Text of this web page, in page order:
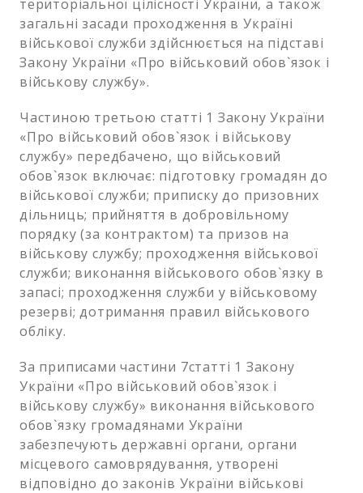
територіальної цілісності України, а також
загальні засади проходження в Україні
військової служби здійснюється на підставі
Закону України «Про військовий обов`язок і
військову службу».
Частиною третьою статті 1 Закону України
«Про військовий обов`язок і військову
службу» передбачено, що військовий
обов`язок включає: підготовку громадян до
військової служби; приписку до призовних
дільниць; прийняття в добровільному
порядку (за контрактом) та призов на
військову службу; проходження військової
служби; виконання військового обов`язку в
запасі; проходження служби у військовому
резерві; дотримання правил військового
обліку.
За приписами частини 7статті 1 Закону
України «Про військовий обов`язок і
військову службу» виконання військового
обов`язку громадянами України
забезпечують державні органи, органи
місцевого самоврядування, утворені
відповідно до законів України військові